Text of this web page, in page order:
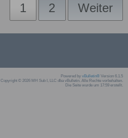
1 2 Weiter
Powered by vBulletin® Version 6.1.5
Copyright © 2026 MH Sub I, LLC dba vBulletin. Alle Rechte vorbehalten.
Die Seite wurde um 17:59 erstellt.